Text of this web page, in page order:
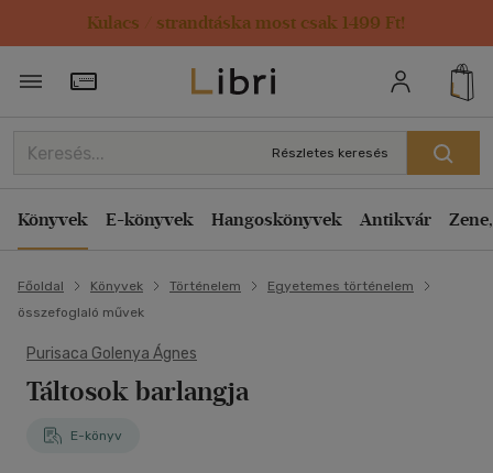
Kulacs / strandtáska most csak 1499 Ft!
Törzsvásárlói Kártya adatai
Részletes keresés
Könyvek E-könyvek Hangoskönyvek Antikvár
Főoldal Könyvek Történelem
Egyetemes történelem
összefoglaló művek
Purisaca Golenya Ágnes
Táltosok barlangja
E-könyv